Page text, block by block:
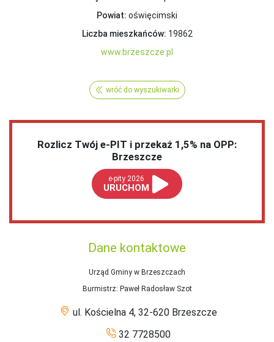
Powiat: oświęcimski
Liczba mieszkańców: 19862
www.brzeszcze.pl
wróć do wyszukiwarki
Rozlicz Twój e-PIT i przekaż 1,5% na OPP:
Brzeszcze
e-pity 2026
URUCHOM
Dane kontaktowe
Urząd Gminy w Brzeszczach
Burmistrz: Paweł Radosław Szot
ul. Kościelna 4, 32-620 Brzeszcze
32 7728500